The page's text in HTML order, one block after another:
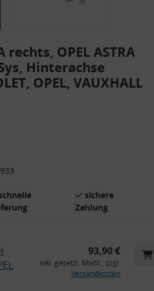
OPEL ASTRA
Hinterachse
OPEL, VAUXHALL
sichere
Zahlung
93,90 €
inkl. gesetzl. MwSt., zzgl.
Versandkosten